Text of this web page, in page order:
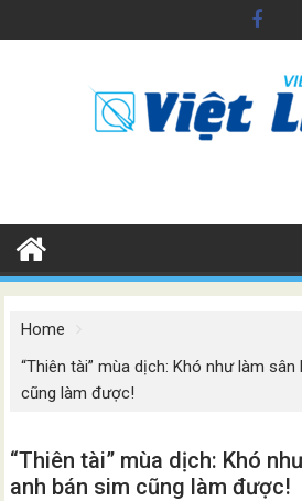
to
Home
“Thiên tài” mùa dịch: Khó như làm
cũng làm được!
“Thiên tài” mùa dịch: Khó
anh bán sim cũng làm được!